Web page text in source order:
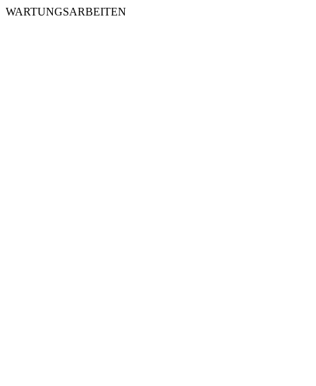
WARTUNGSARBEITEN